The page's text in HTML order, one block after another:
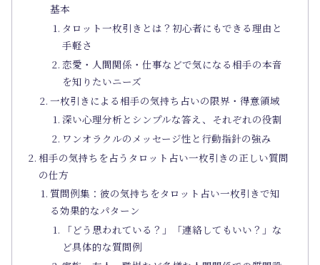
基本
タロット一枚引きとは？初心者にもできる理由と
手軽さ
恋愛・人間関係・仕事などで気になる相手の本音
を知りたいニーズ
一枚引きによる相手の気持ち占いの限界・得意領域
深い心理分析とシンプルな答え、それぞれの役割
ワンオラクルのメッセージ性と行動指針の強み
相手の気持ちを占うタロット占い一枚引きの正しい質問
の仕方
質問例集：彼の気持ちをタロット占い一枚引きで知
る効果的なパターン
「どう思われている？」「連絡してもいい？」な
ど具体的な質問例